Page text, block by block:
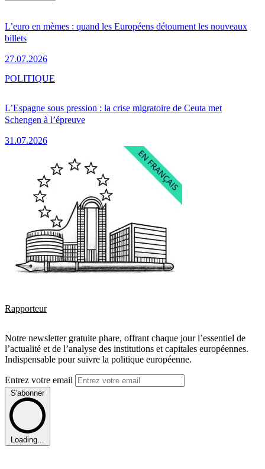
L’euro en mèmes : quand les Européens détournent les nouveaux
billets
27.07.2026
L’Espagne sous pression : la crise migratoire de Ceuta met
Schengen à l’épreuve
31.07.2026
POLITIQUE
Rapporteur
Notre newsletter gratuite phare, offrant chaque jour l’essentiel de
l’actualité et de l’analyse des institutions et capitales européennes.
Indispensable pour suivre la politique européenne.
Entrez votre email
S'abonner
Loading...